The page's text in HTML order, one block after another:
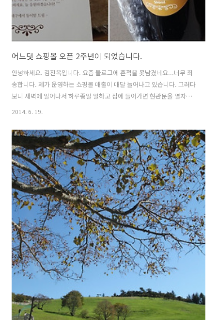
어느덧 쇼핑몰 오픈 2주년이 되었습니다.
안녕하세요. 김진옥입니다. 요즘 블로그에 흔적을 못남겼네요...너무 죄
송합니다. 제가 운영하는 쇼핑몰 매출이 매달 늘어나고 있습니다. 그러다
보니 새벽에 일어나서 하루종일 일하고 집에 들어가면 현관문을 열자마
자 쓰러져서 잠자기 바빴답니다;; 이렇게 열심히...정신없이 운영해온 쇼
요... 요리를 좋아하고 어느정도 잘한다는 자신감에 시작했는데요... 요
리를 하면 할수록 제가 얼마나 부족한 사람인지... 알게 되었답니다. 동일
한 레시피로 양념해서 요리를 해도요... 매일 들어오는 식재료의 상태에
따라... 업소용 가스불의 미세한 불꽃 차이에 따라... 그날그날 제 몸상태
에 따라.... 맛이 약간씩 틀리더라고요... 그럴때마다 느끼는것이 "아~~
그..
2014. 6. 19.